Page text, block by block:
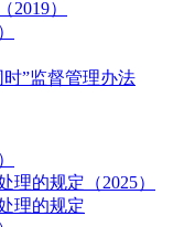
）
”监督管理办法
理的规定（2025）
理的规定